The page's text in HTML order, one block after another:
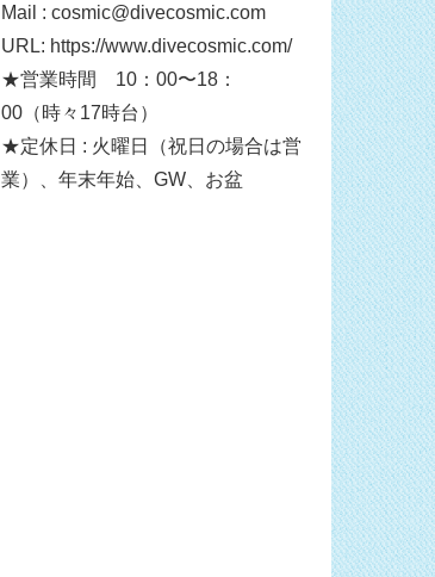
Mail : cosmic@divecosmic.com
URL: https://www.divecosmic.com/
★営業時間 10：00〜18：
00（時々17時台）
★定休日 : 火曜日（祝日の場合は営
業）、年末年始、GW、お盆